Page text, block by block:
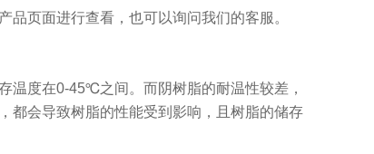
页面进行查看，也可以询问我们的客服。
温度在0-45℃之间。而阴树脂的耐温性较差，
都会导致树脂的性能受到影响，且树脂的储存